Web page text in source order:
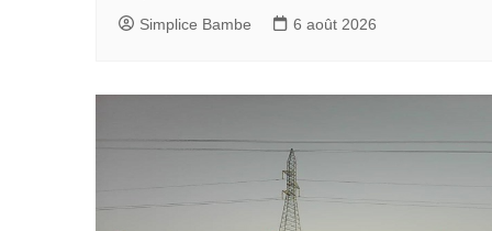
Simplice Bambe 6 août 2026